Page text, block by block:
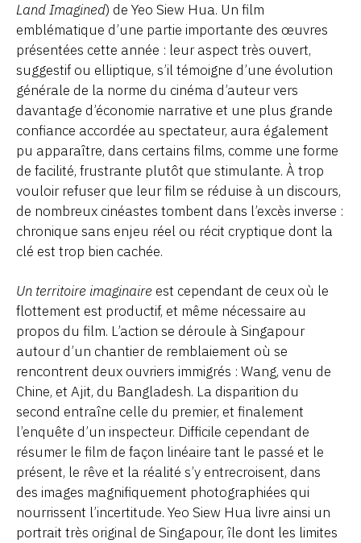
Land Imagined) de Yeo Siew Hua. Un film
emblématique d’une partie importante des œuvres
présentées cette année : leur aspect très ouvert,
suggestif ou elliptique, s’il témoigne d’une évolution
générale de la norme du cinéma d’auteur vers
davantage d’économie narrative et une plus grande
confiance accordée au spectateur, aura également
pu apparaître, dans certains films, comme une forme
de facilité, frustrante plutôt que stimulante. À trop
vouloir refuser que leur film se réduise à un discours,
de nombreux cinéastes tombent dans l’excès inverse :
chronique sans enjeu réel ou récit cryptique dont la
clé est trop bien cachée.
Un territoire imaginaire est cependant de ceux où le
flottement est productif, et même nécessaire au
propos du film. L’action se déroule à Singapour
autour d’un chantier de remblaiement où se
rencontrent deux ouvriers immigrés : Wang, venu de
Chine, et Ajit, du Bangladesh. La disparition du
second entraîne celle du premier, et finalement
l’enquête d’un inspecteur. Difficile cependant de
résumer le film de façon linéaire tant le passé et le
présent, le rêve et la réalité s’y entrecroisent, dans
des images magnifiquement photographiées qui
nourrissent l’incertitude. Yeo Siew Hua livre ainsi un
portrait très original de Singapour, île dont les limites